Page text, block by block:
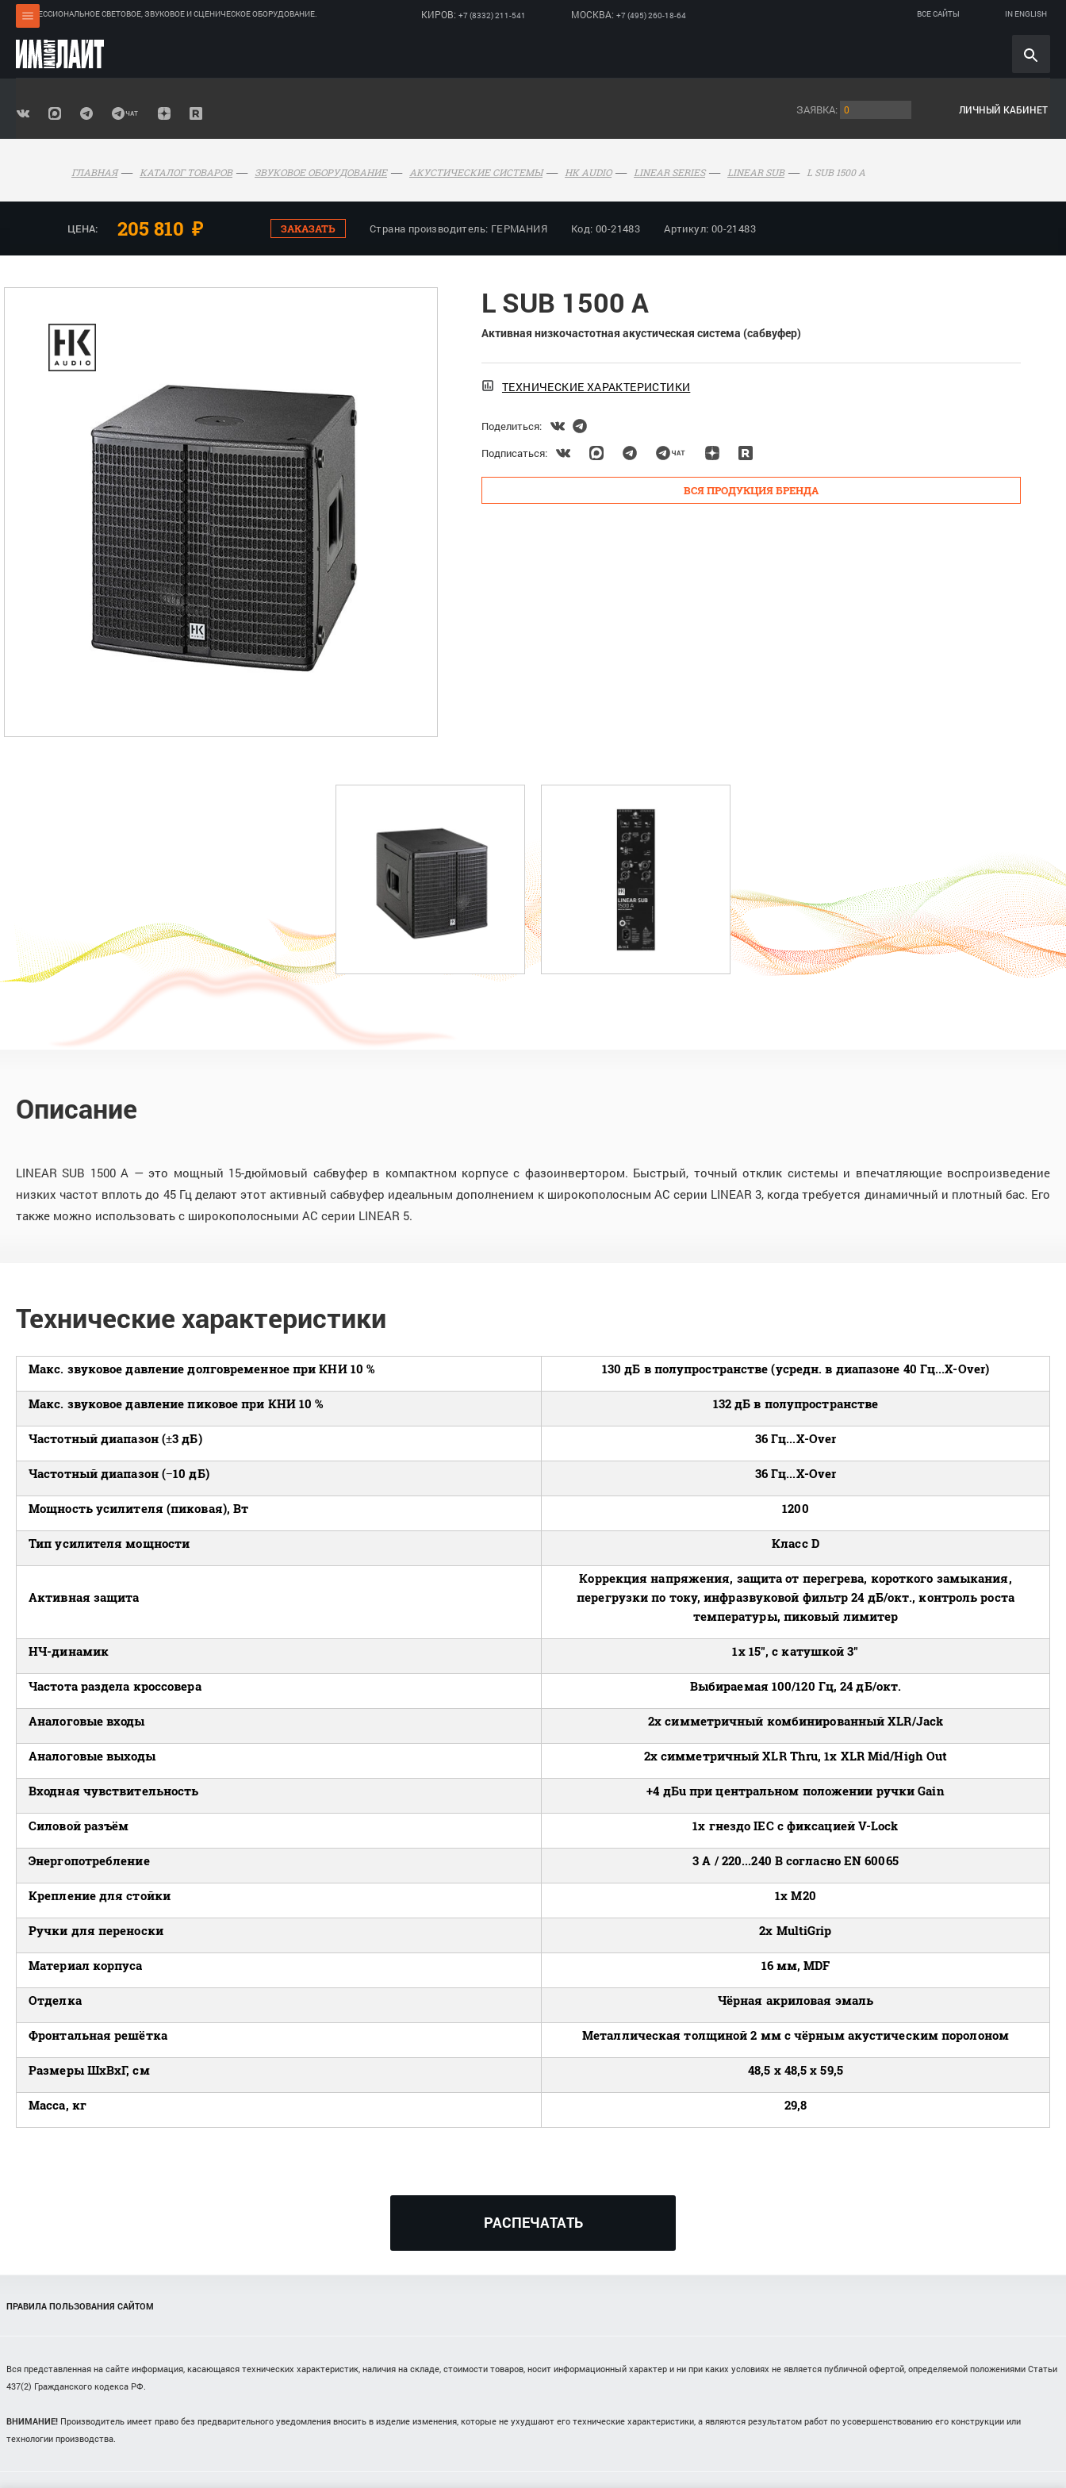
ПРОФЕССИОНАЛЬНОЕ СВЕТОВОЕ, ЗВУКОВОЕ И СЦЕНИЧЕСКОЕ ОБОРУДОВАНИЕ. КИРОВ: +7 (8332) 211-541 МОСКВА: +7 (495) 260-18-64 ВСЕ САЙТЫ IN ENGLISH
ЗАЯВКА: 0 ЛИЧНЫЙ КАБИНЕТ
ГЛАВНАЯ КАТАЛОГ ТОВАРОВ ЗВУКОВОЕ ОБОРУДОВАНИЕ АКУСТИЧЕСКИЕ СИСТЕМЫ HK AUDIO LINEAR SERIES LINEAR SUB L SUB 1500 A
ЦЕНА: 205 810 ₽ ЗАКАЗАТЬ Страна производитель: ГЕРМАНИЯ Код: 00-21483 Артикул: 00-21483
L SUB 1500 A
Активная низкочастотная акустическая система (сабвуфер)
ТЕХНИЧЕСКИЕ ХАРАКТЕРИСТИКИ
Поделиться:
Подписаться:
ВСЯ ПРОДУКЦИЯ БРЕНДА
Описание
LINEAR SUB 1500 A — это мощный 15-дюймовый сабвуфер в компактном корпусе с фазоинвертором. Быстрый, точный отклик системы и впечатляющие воспроизведение
низких частот вплоть до 45 Гц делают этот активный сабвуфер идеальным дополнением к широкополосным АС серии LINEAR 3, когда требуется динамичный и плотный бас. Его
также можно использовать с широкополосными АС серии LINEAR 5.
Технические характеристики
Макс. звуковое давление долговременное при КНИ 10 % 130 дБ в полупространстве (усредн. в диапазоне 40 Гц...X-Over)
Макс. звуковое давление пиковое при КНИ 10 % 132 дБ в полупространстве
Частотный диапазон (±3 дБ) 36 Гц...X-Over
Частотный диапазон (−10 дБ) 36 Гц...X-Over
Мощность усилителя (пиковая), Вт 1200
Тип усилителя мощности Класс D
Активная защита
Коррекция напряжения, защита от перегрева, короткого замыкания,
перегрузки по току, инфразвуковой фильтр 24 дБ/окт., контроль роста
температуры, пиковый лимитер
НЧ-динамик 1х 15", c катушкой 3"
Частота раздела кроссовера Выбираемая 100/120 Гц, 24 дБ/окт.
Аналоговые входы 2x симметричный комбинированный XLR/Jack
Аналоговые выходы 2х симметричный XLR Thru, 1х XLR Mid/High Out
Входная чувствительность +4 дБu при центральном положении ручки Gain
Силовой разъём 1x гнездо IEC с фиксацией V-Lock
Энергопотребление 3 A / 220...240 В согласно EN 60065
Крепление для стойки 1x M20
Ручки для переноски 2x MultiGrip
Материал корпуса 16 мм, MDF
Отделка Чёрная акриловая эмаль
Фронтальная решётка Металлическая толщиной 2 мм с чёрным акустическим поролоном
Размеры ШxВxГ, см 48,5 x 48,5 x 59,5
Масса, кг 29,8
РАСПЕЧАТАТЬ
ПРАВИЛА ПОЛЬЗОВАНИЯ САЙТОМ
Вся представленная на сайте информация, касающаяся технических характеристик, наличия на складе, стоимости товаров, носит информационный характер и ни при каких условиях не является публичной офертой, определяемой положениями Статьи
437(2) Гражданского кодекса РФ.
ВНИМАНИЕ! Производитель имеет право без предварительного уведомления вносить в изделие изменения, которые не ухудшают его технические характеристики, а являются результатом работ по усовершенствованию его конструкции или
технологии производства.